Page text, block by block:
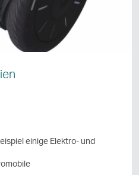
einige Elektro- und